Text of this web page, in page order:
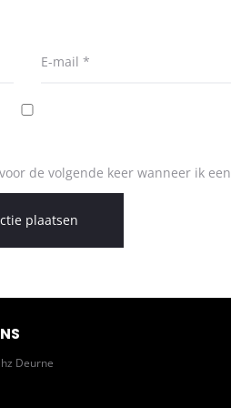
E-mail *
de volgende keer wanneer ik
Deurne